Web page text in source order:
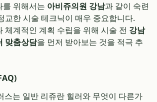
를 위해서는 아비쥬의원 강남과 같이 숙련
교한 시술 테크닉이 매우 중요합니다.
체계적인 계획 수립을 위해 시술 전 강남
맞춤상담을 먼저 받아보는 것을 적극 추
스는 일반 리쥬란 힐러와 무엇이 다른가